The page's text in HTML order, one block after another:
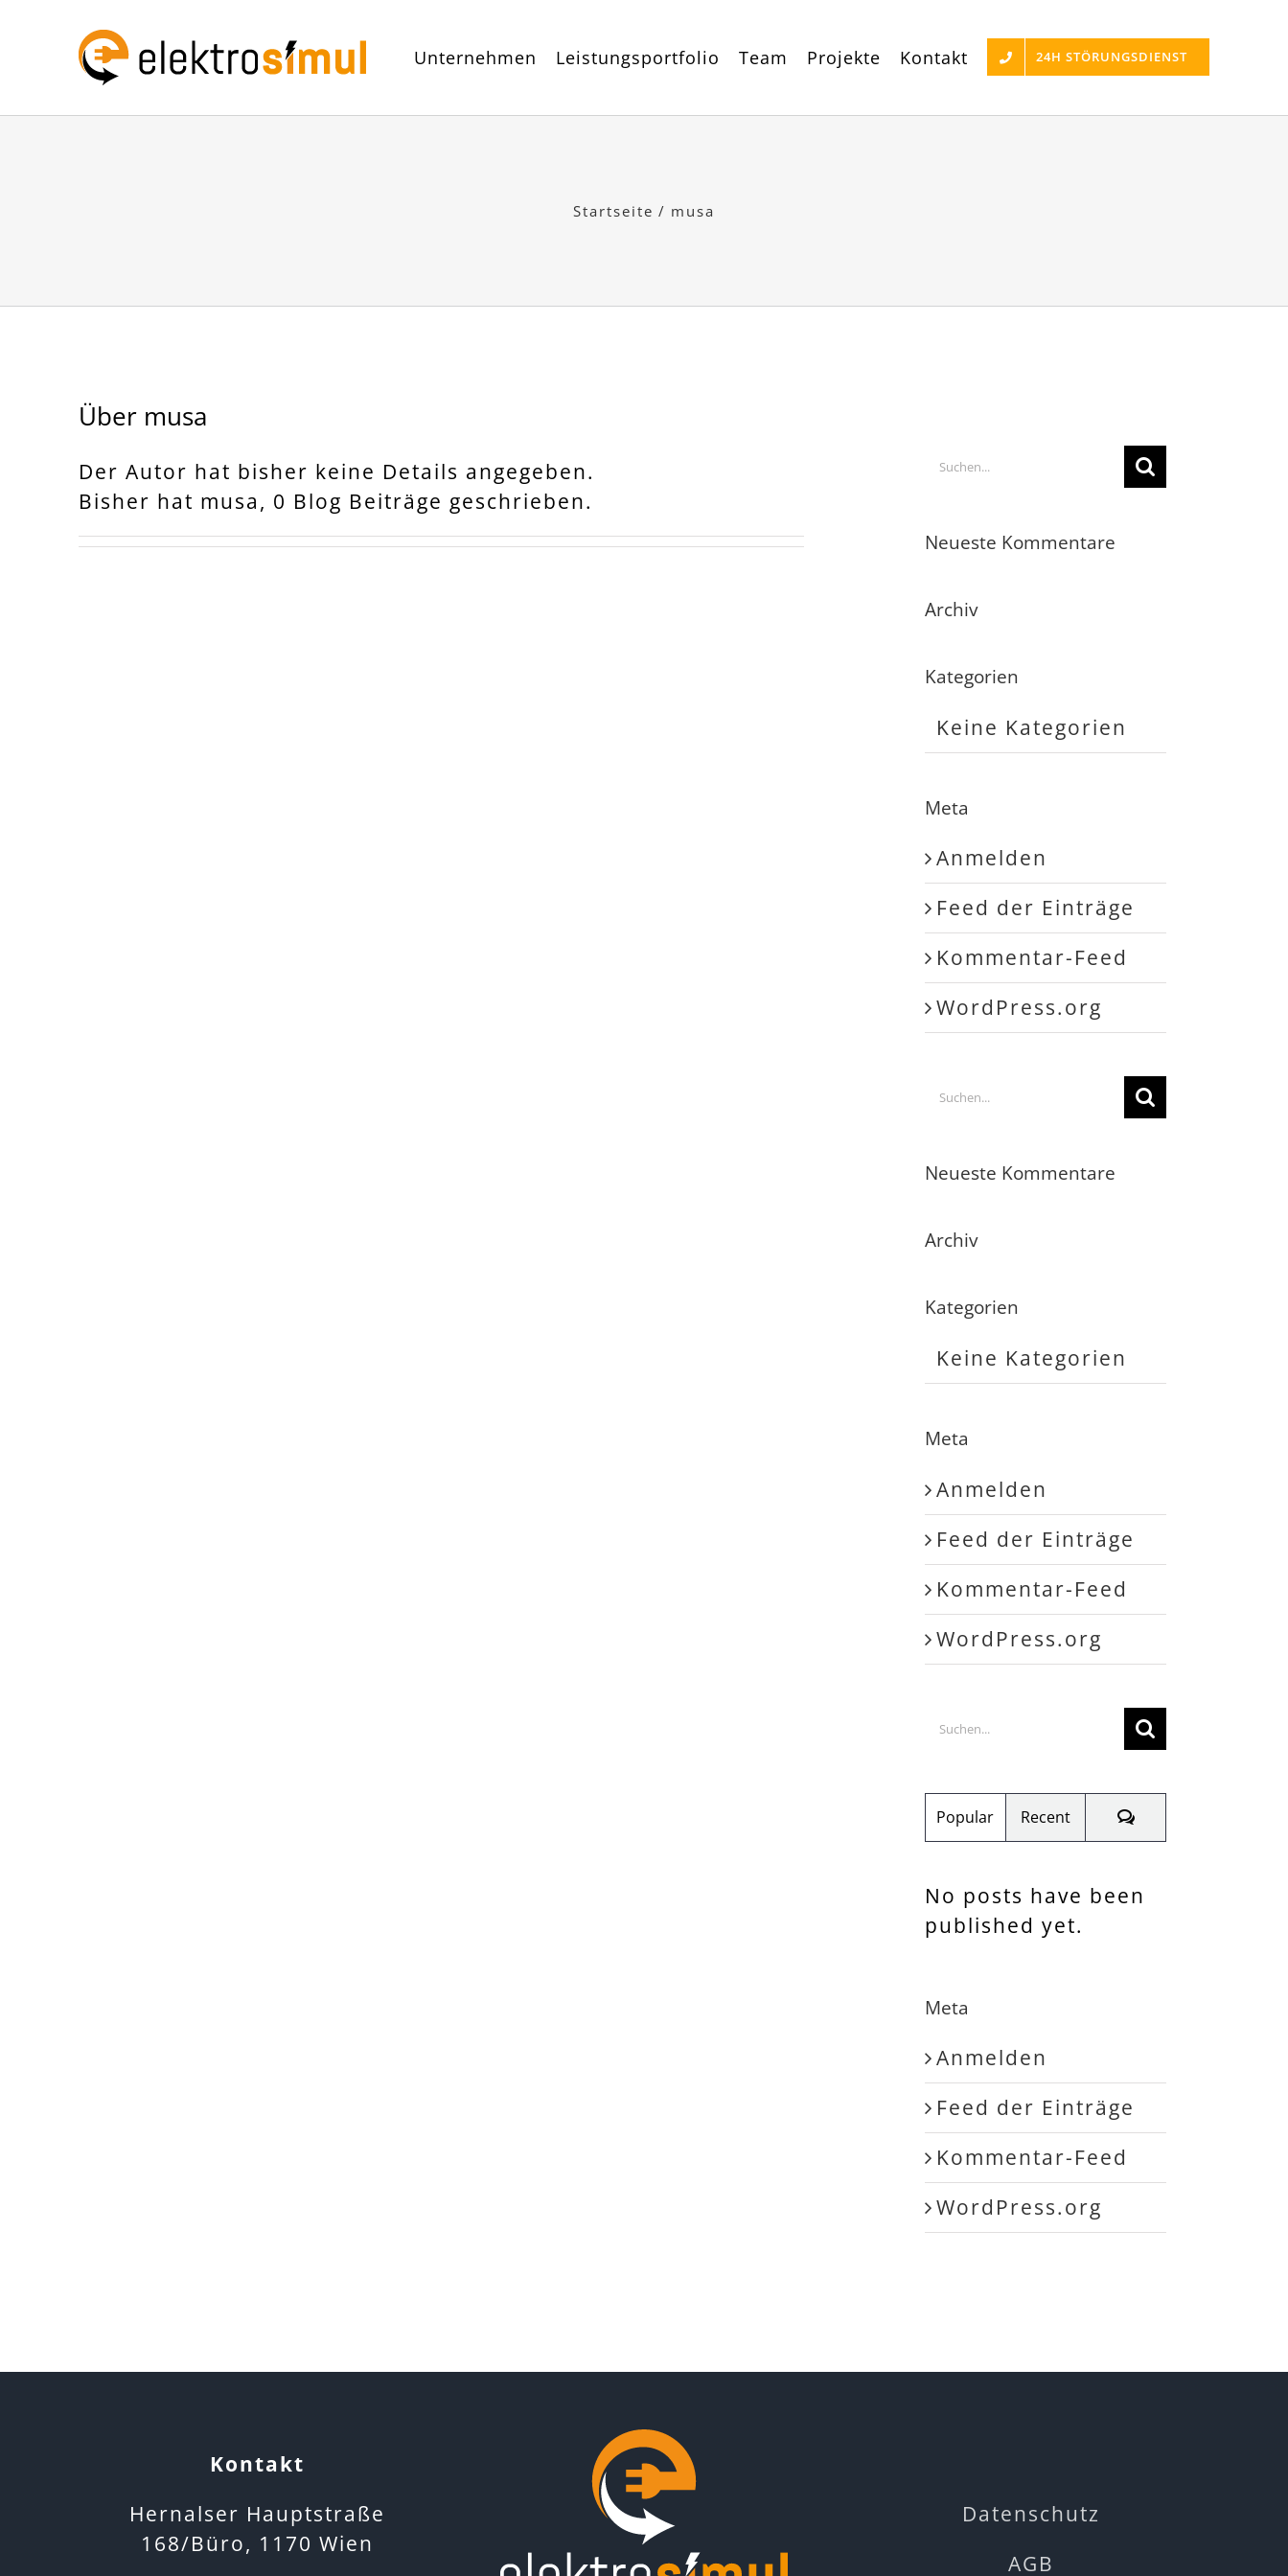
springen
Unternehmen Leistungsportfolio Team Projekte Kontakt 24H STÖRUNGSDIENST
Startseite / musa
Über musa
Der Autor hat bisher keine Details angegeben.
Bisher hat musa, 0 Blog Beiträge geschrieben.
Suche
Neueste Kommentare
Archiv
Kategorien
Keine Kategorien
Meta
Anmelden
Feed der Einträge
Kommentar-Feed
WordPress.org
Suche
Neueste Kommentare
Archiv
Kategorien
Keine Kategorien
Meta
Anmelden
Feed der Einträge
Kommentar-Feed
WordPress.org
Suche
Popular Recent Comments
No posts have been
published yet.
Meta
Anmelden
Feed der Einträge
Kommentar-Feed
WordPress.org
Kontakt
Hernalser Hauptstraße
168/Büro, 1170 Wien
Datenschutz
AGB